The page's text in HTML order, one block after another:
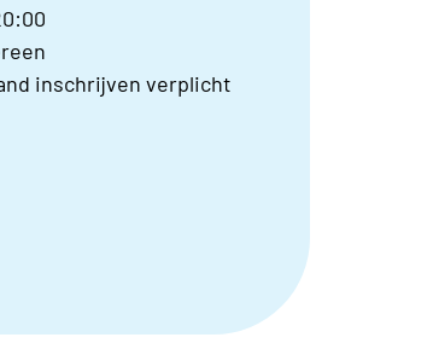
inschrijven verplicht